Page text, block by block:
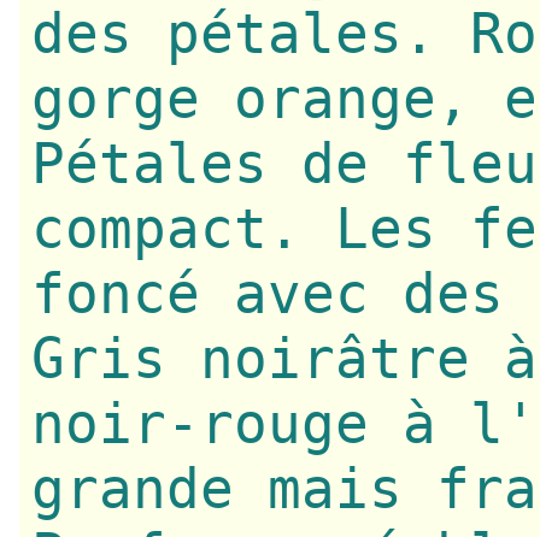
des pétales.
gorge orange,
Pétales de
compact. Les
foncé avec
Gris noirâtre
noir-rouge à
grande mais